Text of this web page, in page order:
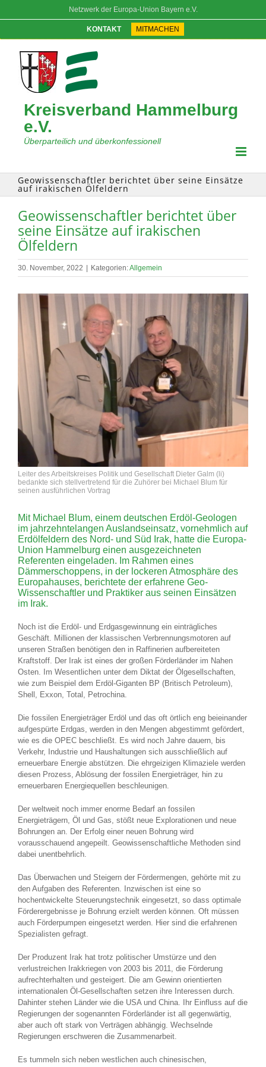
Netzwerk der Europa-Union Bayern e.V.
KONTAKT MITMACHEN
Kreisverband Hammelburg
e.V.
Überparteilich und überkonfessionell
Geowissenschaftler berichtet über seine Einsätze
auf irakischen Ölfeldern
Geowissenschaftler berichtet über
seine Einsätze auf irakischen
Ölfeldern
30. November, 2022 Kategorien:Allgemein
Leiter des Arbeitskreises Politik und Gesellschaft Dieter Galm (li)
bedankte sich stellvertretend für die Zuhörer bei Michael Blum für
seinen ausführlichen Vortrag
Mit Michael Blum, einem deutschen Erdöl-Geologen
im jahrzehntelangen Auslandseinsatz, vornehmlich auf
Erdölfeldern des Nord- und Süd Irak, hatte die Europa-
Union Hammelburg einen ausgezeichneten
Referenten eingeladen. Im Rahmen eines
Dämmerschoppens, in der lockeren Atmosphäre des
Europahauses, berichtete der erfahrene Geo-
Wissenschaftler und Praktiker aus seinen Einsätzen
im Irak.
Noch ist die Erdöl- und Erdgasgewinnung ein einträgliches
Geschäft. Millionen der klassischen Verbrennungsmotoren auf
unseren Straßen benötigen den in Raffinerien aufbereiteten
Kraftstoff. Der Irak ist eines der großen Förderländer im Nahen
Osten. Im Wesentlichen unter dem Diktat der Ölgesellschaften,
wie zum Beispiel dem Erdöl-Giganten BP (Britisch Petroleum),
Shell, Exxon, Total, Petrochina.
Die fossilen Energieträger Erdöl und das oft örtlich eng beieinander
aufgespürte Erdgas, werden in den Mengen abgestimmt gefördert,
wie es die OPEC beschließt. Es wird noch Jahre dauern, bis
Verkehr, Industrie und Haushaltungen sich ausschließlich auf
erneuerbare Energie abstützen. Die ehrgeizigen Klimaziele werden
diesen Prozess, Ablösung der fossilen Energieträger, hin zu
erneuerbaren Energiequellen beschleunigen.
Der weltweit noch immer enorme Bedarf an fossilen
Energieträgern, Öl und Gas, stößt neue Explorationen und neue
Bohrungen an. Der Erfolg einer neuen Bohrung wird
vorausschauend angepeilt. Geowissenschaftliche Methoden sind
dabei unentbehrlich.
Das Überwachen und Steigern der Fördermengen, gehörte mit zu
den Aufgaben des Referenten. Inzwischen ist eine so
hochentwickelte Steuerungstechnik eingesetzt, so dass optimale
Förderergebnisse je Bohrung erzielt werden können. Oft müssen
auch Förderpumpen eingesetzt werden. Hier sind die erfahrenen
Spezialisten gefragt.
Der Produzent Irak hat trotz politischer Umstürze und den
verlustreichen Irakkriegen von 2003 bis 2011, die Förderung
aufrechterhalten und gesteigert. Die am Gewinn orientierten
internationalen Öl-Gesellschaften setzen ihre Interessen durch.
Dahinter stehen Länder wie die USA und China. Ihr Einfluss auf die
Regierungen der sogenannten Förderländer ist all gegenwärtig,
aber auch oft stark von Verträgen abhängig. Wechselnde
Regierungen erschweren die Zusammenarbeit.
Es tummeln sich neben westlichen auch chinesischen,